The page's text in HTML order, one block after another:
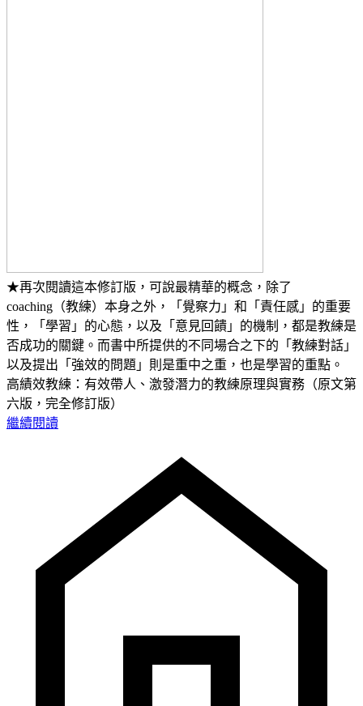
★再次閱讀這本修訂版，可說最精華的概念，除了
coaching（教練）本身之外，「覺察力」和「責任感」的重要
性，「學習」的心態，以及「意見回饋」的機制，都是教練是
否成功的關鍵。而書中所提供的不同場合之下的「教練對話」
以及提出「強效的問題」則是重中之重，也是學習的重點。
高績效教練：有效帶人、激發潛力的教練原理與實務（原文第
六版，完全修訂版）
繼續閱讀